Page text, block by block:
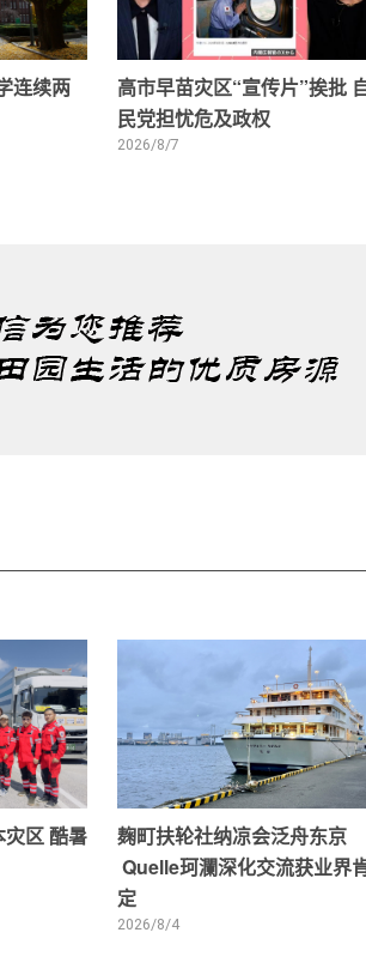
连续两
高市早苗灾区“宣传片”挨批
民党担忧危及政权
2026/8/7
区 酷暑
麹町扶轮社纳凉会泛舟东京
Quelle珂瀾深化交流获业界
定
2026/8/4